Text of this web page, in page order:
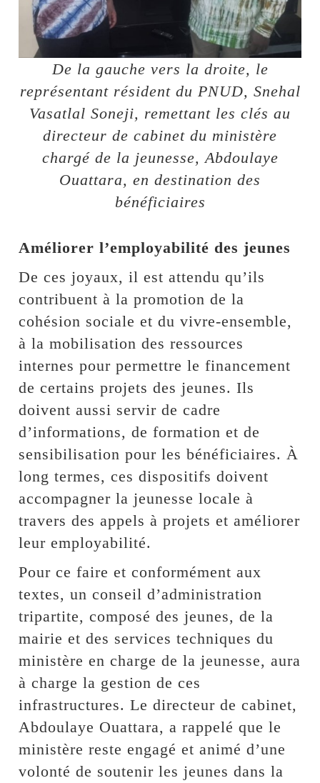
De la gauche vers la droite, le
représentant résident du PNUD, Snehal
Vasatlal Soneji, remettant les clés au
directeur de cabinet du ministère
chargé de la jeunesse, Abdoulaye
Ouattara, en destination des
bénéficiaires
Améliorer l’employabilité des jeunes
De ces joyaux, il est attendu qu’ils
contribuent à la promotion de la
cohésion sociale et du vivre-ensemble,
à la mobilisation des ressources
internes pour permettre le financement
de certains projets des jeunes. Ils
doivent aussi servir de cadre
d’informations, de formation et de
sensibilisation pour les bénéficiaires. À
long termes, ces dispositifs doivent
accompagner la jeunesse locale à
travers des appels à projets et améliorer
leur employabilité.
Pour ce faire et conformément aux
textes, un conseil d’administration
tripartite, composé des jeunes, de la
mairie et des services techniques du
ministère en charge de la jeunesse, aura
à charge la gestion de ces
infrastructures. Le directeur de cabinet,
Abdoulaye Ouattara, a rappelé que le
ministère reste engagé et animé d’une
volonté de soutenir les jeunes dans la